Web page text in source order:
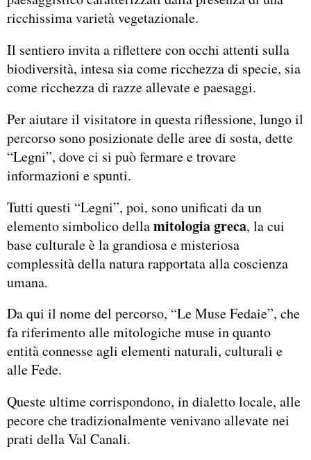
ricchissima varietà vegetazionale.
Il sentiero invita a riflettere con occhi attenti sulla
biodiversità, intesa sia come ricchezza di specie, sia
come ricchezza di razze allevate e paesaggi.
Per aiutare il visitatore in questa riflessione, lungo il
percorso sono posizionate delle aree di sosta, dette
“Legni”, dove ci si può fermare e trovare
informazioni e spunti.
Tutti questi “Legni”, poi, sono unificati da un
elemento simbolico dellamitologia greca, la cui
base culturale è la grandiosa e misteriosa
complessità della natura rapportata alla coscienza
umana.
Da qui il nome del percorso, “Le Muse Fedaie”, che
fa riferimento alle mitologiche muse in quanto
entità connesse agli elementi naturali, culturali e
alle Fede.
Queste ultime corrispondono, in dialetto locale, alle
pecore che tradizionalmente venivano allevate nei
prati della Val Canali.